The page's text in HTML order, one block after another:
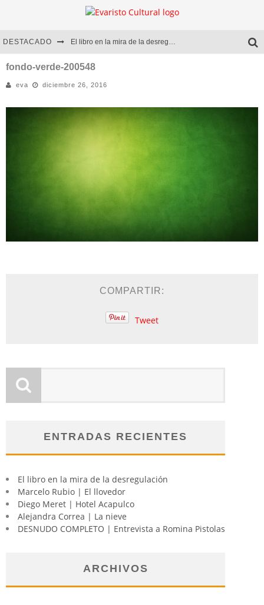
DESTACADO El libro en la mira de la desregulación
Marcelo Rubio | El llovedor
Diego Meret | Hotel Acapulco
Alejandra Correa | La nieve
fondo-verde-200548
eva diciembre 26, 2016
COMPARTIR:
Tweet
ENTRADAS RECIENTES
El libro en la mira de la desregulación
Marcelo Rubio | El llovedor
Diego Meret | Hotel Acapulco
Alejandra Correa | La nieve
DESNUDO COMPLETO | Entrevista a Romina Pistolas
ARCHIVOS